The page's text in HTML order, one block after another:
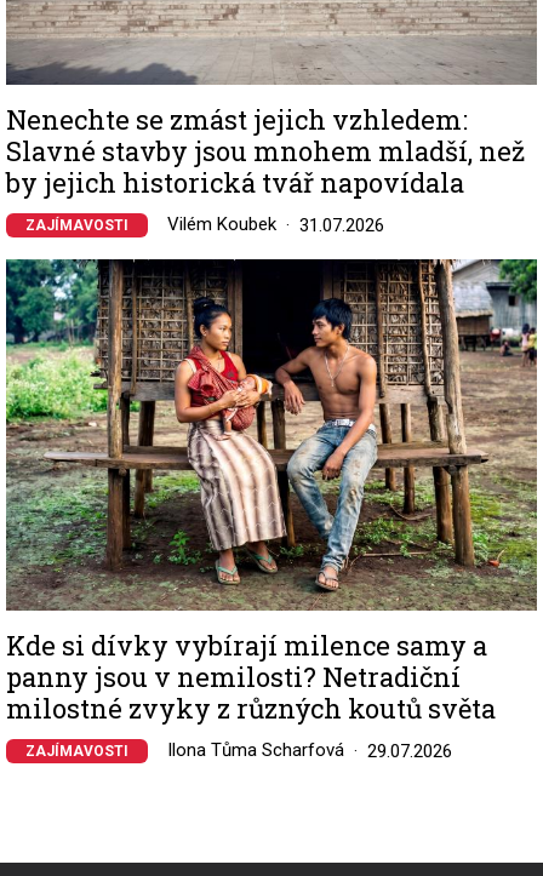
Nenechte se zmást jejich vzhledem:
Slavné stavby jsou mnohem mladší, než
by jejich historická tvář napovídala
ZAJÍMAVOSTI Vilém Koubek 31.07.2026
Image
Kde si dívky vybírají milence samy a
panny jsou v nemilosti? Netradiční
milostné zvyky z různých koutů světa
ZAJÍMAVOSTI Ilona Tůma Scharfová 29.07.2026